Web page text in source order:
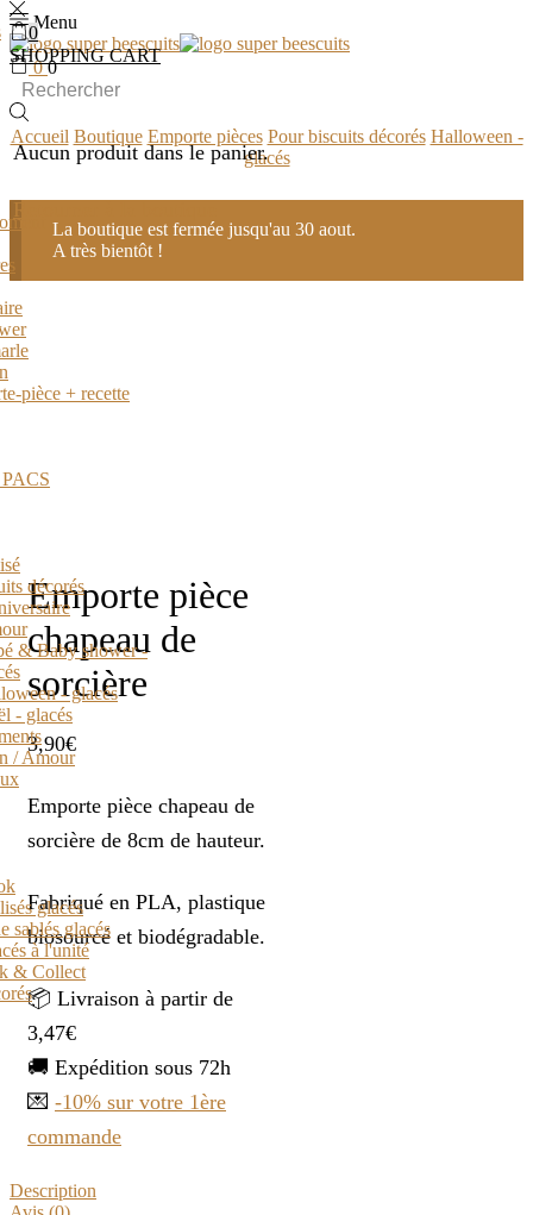
Menu
pièce + recette
décorés
& Baby shower -
- glacés
- glacés
/ Amour
glacés
sablés glacés
à l'unité
& Collect
00
0
SHOPPING CART
Aucun produit dans le panier.
Retourner à la boutique
Accueil Boutique Emporte pièces Pour biscuits décorés Halloween -
glacés
La boutique est fermée jusqu'au 30 aout.
A très bientôt !
Emporte pièce
chapeau de
sorcière
3,90€
Emporte pièce chapeau de
sorcière de 8cm de hauteur.
Fabriqué en PLA, plastique
biosourcé et biodégradable.
📦 Livraison à partir de
3,47€
🚚 Expédition sous 72h
💌 -10% sur votre 1ère
commande
Description